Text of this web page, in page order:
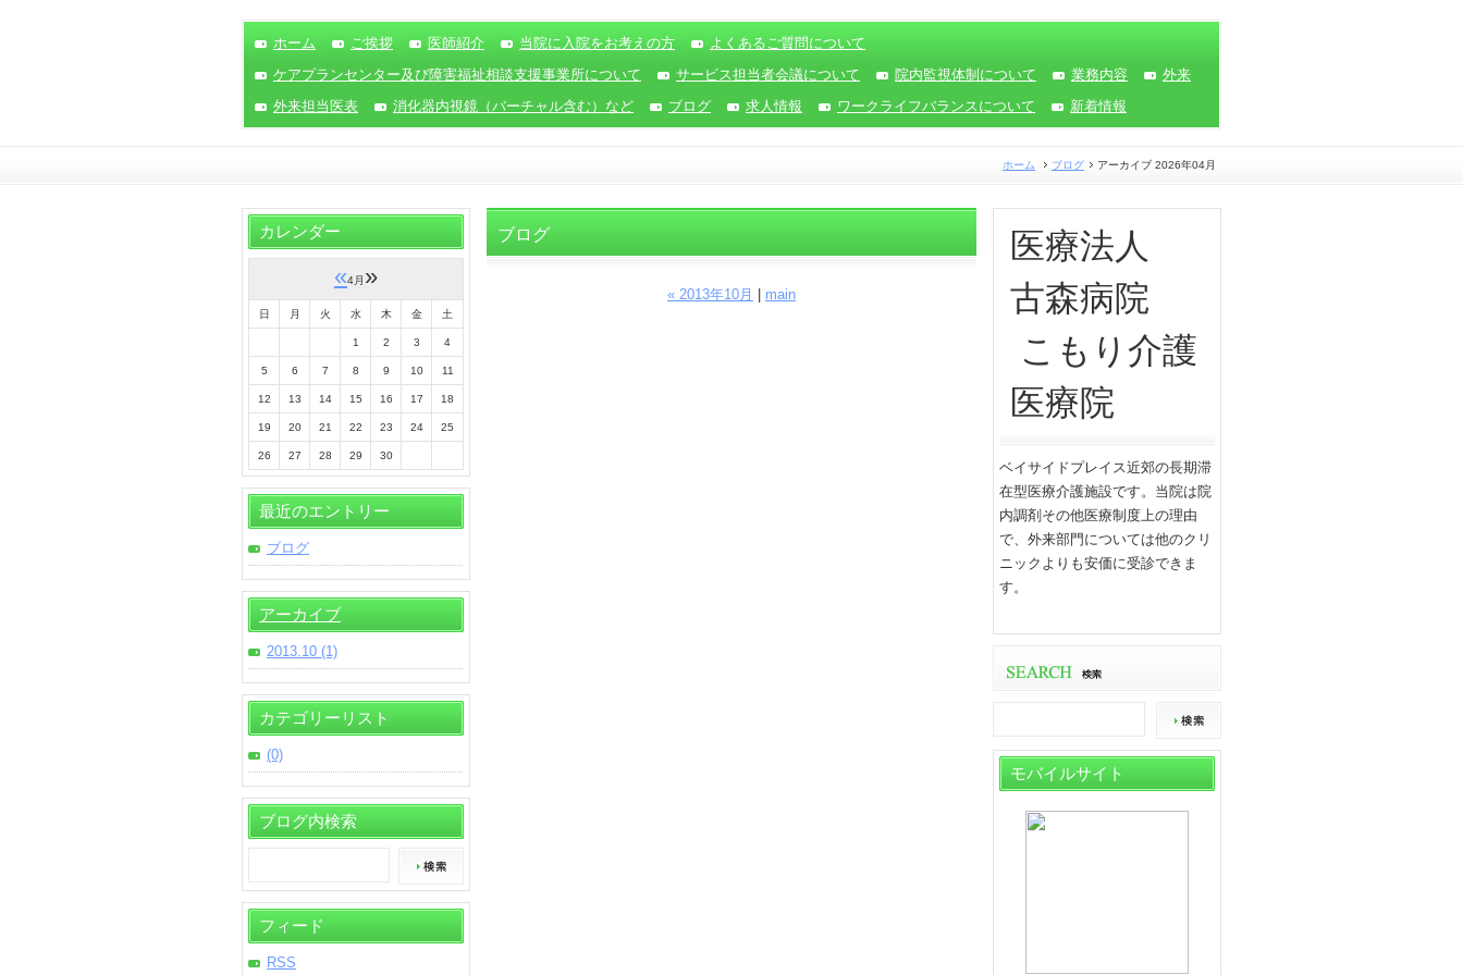
ホーム ご挨拶 医師紹介 当院に入院をお考えの方
よくあるご質問について
ケアプランセンター及び障害福祉相談支援事業所について
サービス担当者会議について 院内監視体制について 業務内容
外来
外来担当医表
消化器内視鏡（バーチャル含む）など ブログ 求人情報 ワークライフバランスについて 新着情報
ホーム ブログ アーカイブ 2026年04月
ブログ
« 2013年10月 main
医療法人
古森病院
こもり介護
医療院
ベイサイドプレイス近郊の長期滞
在型医療介護施設です。当院は院
内調剤その他医療制度上の理由
で、外来部門については他のクリ
ニックよりも安価に受診できま
す。
モバイルサイト
カレンダー
«4月 »
日 月 火 水 木 金 土
1 2 3 4
5 6 7 8 9 10 11
12 13 14 15 16 17 18
19 20 21 22 23 24 25
26 27 28 29 30
最近のエントリー
ブログ
アーカイブ
2013.10 (1)
カテゴリーリスト
(0)
ブログ内検索
フィード
RSS